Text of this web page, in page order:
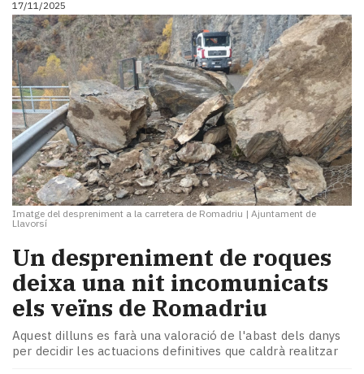
i
turisme
Cultura
Esports
Mai
tant!
TV
i
mitjans
El
temps
Reportatges
Enquestes
A
escena!
Dis
la
teva!
17/11/2025
Imatge del despreniment a la carretera de Romadriu | Ajuntament de
Llavorsí
Un despreniment de roques
deixa una nit incomunicats
els veïns de Romadriu
Aquest dilluns es farà una valoració de l'abast dels danys
per decidir les actuacions definitives que caldrà realitzar